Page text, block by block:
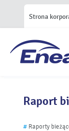
Strona
Raport
# Raporty